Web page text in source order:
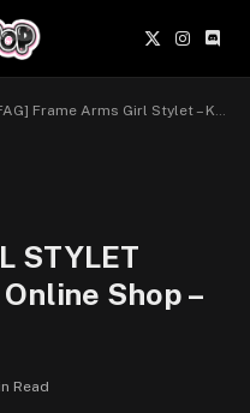
X
(Twitter)
Frame Arms Girl Stylet – Kotobukiya
STYLET
Shop –
Read